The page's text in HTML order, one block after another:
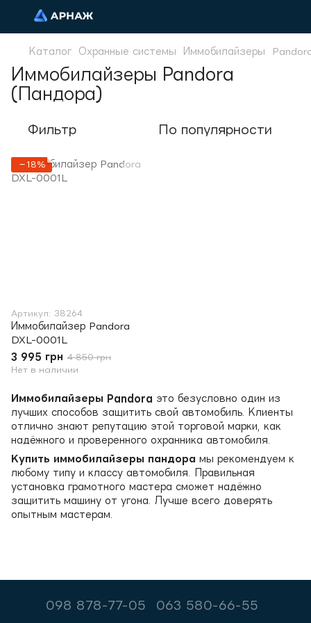
Каталог Охранные системы Иммобилайзеры
Иммобилайзеры Pandora
(Пандора)
Фильтр По популярности
−18%
Артикул: 38264
Иммобилайзер Pandora
DXL-0001L
3 995 грн 4 850 грн
Нет в наличии
Иммобилайзеры Pandora это безусловно один из
лучших способов защитить свой автомобиль. Клиенты
отлично знают репутацию этой торговой марки, как
надёжного и проверенного охранника автомобиля.
Купить иммобилайзеры пандора мы рекомендуем к
любому типу и классу автомобиля. Правильная
установка грамотного мастера сможет надёжно
защитить машину от угона. Лучше всего доверять
опытным мастерам.
098 878-77-05
063 580-66-55